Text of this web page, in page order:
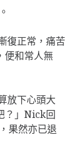
復正常，痛苦
便和常人無
放下心頭大
？」Nick回
果然亦已退